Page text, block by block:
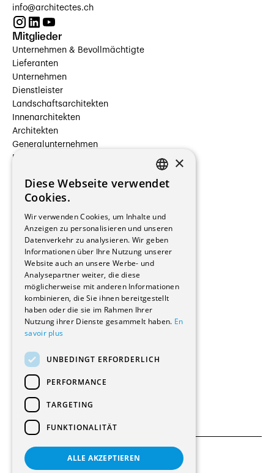
info@architectes.ch
Mitglieder
Unternehmen & Bevollmächtigte
Lieferanten
Unternehmen
Dienstleister
Landschaftsarchitekten
Innenarchitekten
Architekten
Generalunternehmen
Beauftragte Unternehmen
Hersteller/Lieferanten
Bauherrschaften
Immobilienverwaltungsgesellschaften
Stockwerkeigentum
Reportagen
Wohnungen
Renovierungen
Innere Umbauten
Gastgewerbe und Tourismus
Verwaltungsgebäude und Geschäfte
Schuleinrichtungen
Medizinische Einrichtungen
Kultur - Sport - Freizeit
Industrie - Handwerk
Transport und Parkplätze
Diverse Bauten
Allgemeine Bedingungen
FRENCH
×
Diese Webseite verwendet
Cookies.
Wir verwenden Cookies, um Inhalte und
Anzeigen zu personalisieren und unseren
Datenverkehr zu analysieren. Wir geben
Informationen über Ihre Nutzung unserer
Website auch an unsere Werbe- und
Analysepartner weiter, die diese
möglicherweise mit anderen Informationen
kombinieren, die Sie ihnen bereitgestellt
haben oder die sie im Rahmen Ihrer
Nutzung ihrer Dienste gesammelt haben. En
savoir plus
UNBEDINGT ERFORDERLICH
PERFORMANCE
TARGETING
FUNKTIONALITÄT
ALLE AKZEPTIEREN